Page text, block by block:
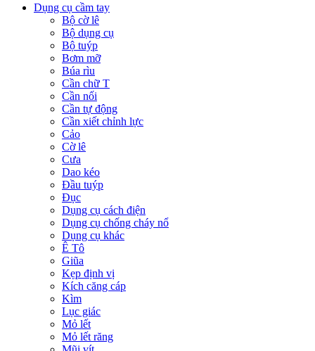
Dụng cụ cầm tay
Bộ cờ lê
Bộ dụng cụ
Bộ tuýp
Bơm mỡ
Búa rìu
Cần chữ T
Cần nối
Cần tự động
Cần xiết chỉnh lực
Cảo
Cờ lê
Cưa
Dao kéo
Đầu tuýp
Đục
Dụng cụ cách điện
Dụng cụ chống cháy nổ
Dụng cụ khác
Ê Tô
Giũa
Kẹp định vị
Kích căng cáp
Kìm
Lục giác
Mỏ lết
Mỏ lết răng